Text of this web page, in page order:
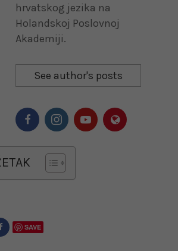
hrvatskog jezika na
Holandskoj Poslovnoj
Akademiji.
See author's posts
SAVE